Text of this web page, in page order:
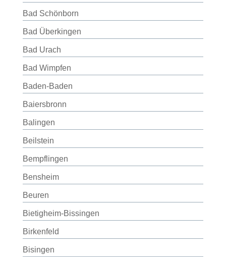
Bad Schönborn
Bad Überkingen
Bad Urach
Bad Wimpfen
Baden-Baden
Baiersbronn
Balingen
Beilstein
Bempflingen
Bensheim
Beuren
Bietigheim-Bissingen
Birkenfeld
Bisingen